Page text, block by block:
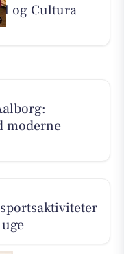
og Cultura
moderne